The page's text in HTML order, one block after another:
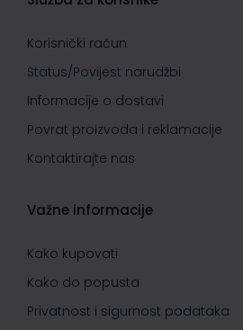
Korisnički račun
Status/Povijest narudžbi
Informacije o dostavi
Povrat proizvoda i reklamacije
Kontaktirajte nas
Važne informacije
Kako kupovati
Kako do popusta
Privatnost i sigurnost podataka